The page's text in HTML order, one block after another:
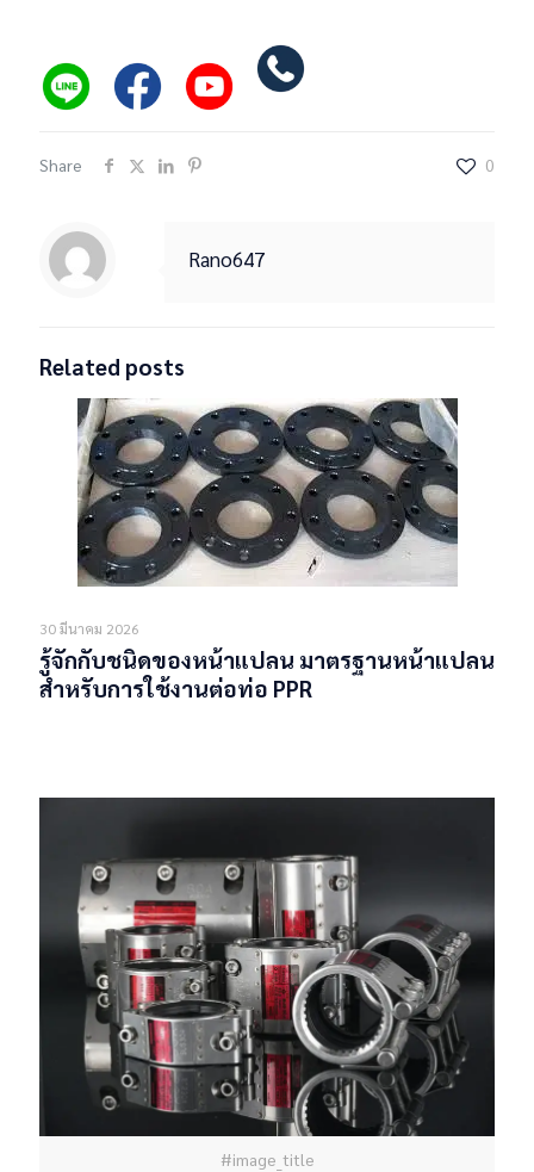
Share 0
Rano647
Related posts
30 มีนาคม 2026
รู้จักกับชนิดของหน้าแปลน มาตรฐานหน้าแปลน
สำหรับการใช้งานต่อท่อ PPR
#image_title